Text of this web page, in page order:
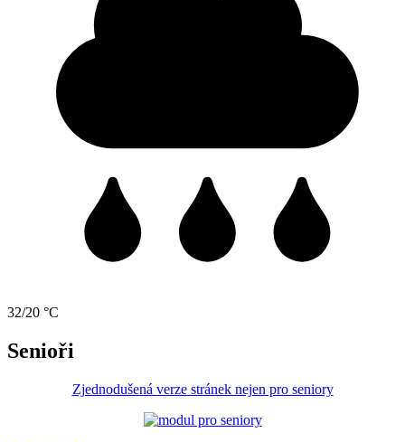
32/20 °C
Senioři
Zjednodušená verze stránek nejen pro seniory